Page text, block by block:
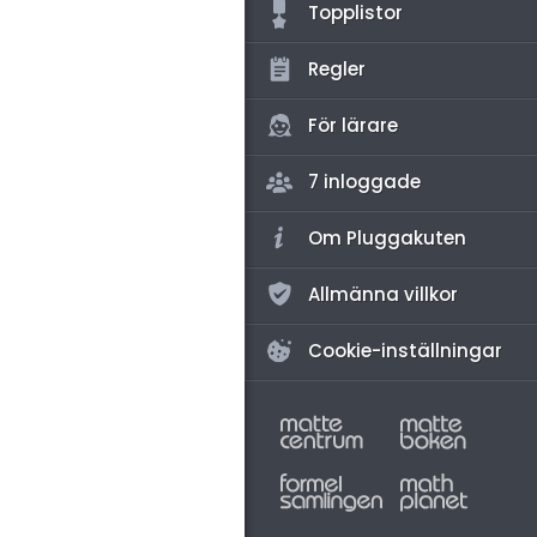
Topplistor
Regler
För lärare
7 inloggade
Om Pluggakuten
Allmänna villkor
Cookie-inställningar